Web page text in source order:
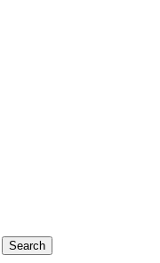
Search